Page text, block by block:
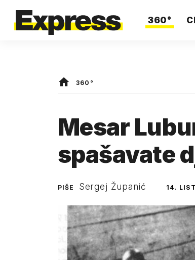
360°
360°
Mesar
spašavate
PIŠE Sergej Županić 14.